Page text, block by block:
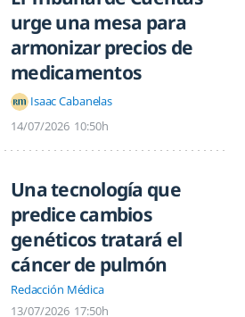
urge una mesa para
armonizar precios de
medicamentos
Isaac Cabanelas
14/07/2026 10:50h
Una tecnología que
predice cambios
genéticos tratará el
cáncer de pulmón
Redacción Médica
13/07/2026 17:50h